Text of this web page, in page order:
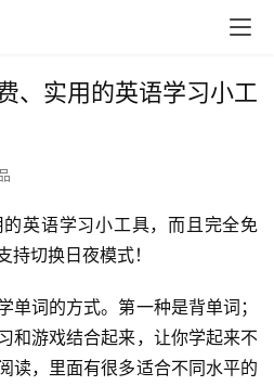
、实用的英语学习小工
英语学习小工具，而且完全免
持切换日夜模式！
单词的方式。第一种是背单词；
和游戏结合起来，让你学起来不
读，里面有很多适合不同水平的